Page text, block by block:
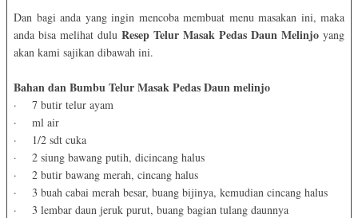
Dan bagi anda yang ingin mencoba membuat menu masakan ini, maka
anda bisa melihat dulu Resep Telur Masak Pedas Daun Melinjo yang
akan kami sajikan dibawah ini.
Bahan dan Bumbu Telur Masak Pedas Daun melinjo
·
7 butir telur ayam
·
ml air
·
1/2 sdt cuka
·
2 siung bawang putih, dicincang halus
·
2 butir bawang merah, cincang halus
·
3 buah cabai merah besar, buang bijinya, kemudian cincang halus
·
3 lembar daun jeruk purut, buang bagian tulang daunnya